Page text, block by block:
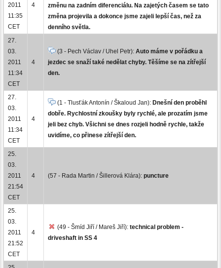
2011
11:35
CET
4
změnu na zadním diferenciálu. Na zajetých časem se tato
změna projevila a dokonce jsme zajeli lepší čas, než za
denního světla.
27.
03.
2011
11:34
CET
4
(3 - Pech Václav / Uhel Petr): Auto máme v pořádku a
jezdec se snaží také nedělat chyby. Těšíme se na zítřejší
den.
27.
03.
2011
11:34
CET
4
(1 - Tlusťák Antonín / Škaloud Jan): Dnešní den proběhl
dobře. Rychlostní zkoušky byly rychlé, ale prozatím jsme
jeli bez chyb. Všichni se dnes rozjeli hodně rychle, takže
uvidíme, co přinese zítřejší den.
25.
03.
2011
21:54
CET
4 (57 - Rada Martin / Šillerová Klára): puncture
25.
03.
2011
21:52
CET
4
(49 - Šmíd Jiří / Mareš Jiří): technical problem -
driveshaft in SS 4